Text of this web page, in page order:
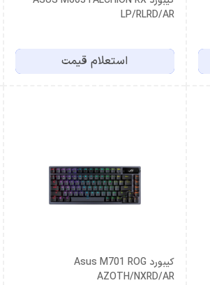
LP/RLRD/AR
استعلام قیمت
کیبورد Asus M701 ROG
AZOTH/NXRD/AR